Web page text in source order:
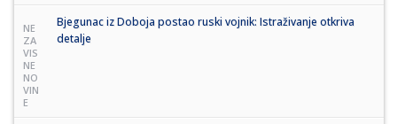
NE
ZA
VIS
NE
NO
VIN
E
Bjegunac iz Doboja postao ruski vojnik: Istraživanje otkriva
detalje